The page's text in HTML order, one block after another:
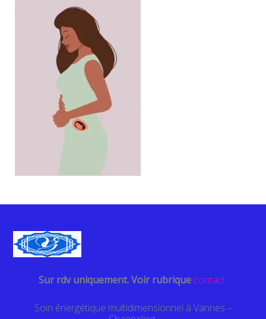
Sur rdv uniquement. Voir rubrique contact
Soin énergétique multidimensionnel à Vannes –